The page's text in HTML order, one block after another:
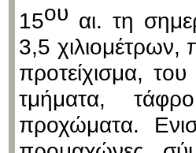
15ου αι. τη
3,5 χιλιομέτρων,
προτείχισμα,
τμήματα,
προχώματα.